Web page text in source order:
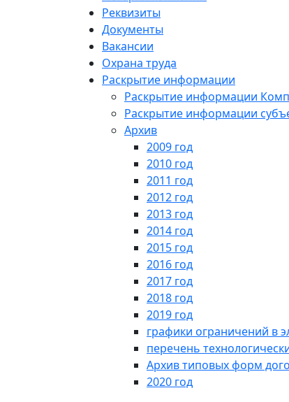
Реквизиты
Документы
Вакансии
Охрана труда
Раскрытие информации
Раскрытие информации
Раскрытие информации
Архив
2009 год
2010 год
2011 год
2012 год
2013 год
2014 год
2015 год
2016 год
2017 год
2018 год
2019 год
графики ограничений в
перечень
Архив типовых форм
2020 год